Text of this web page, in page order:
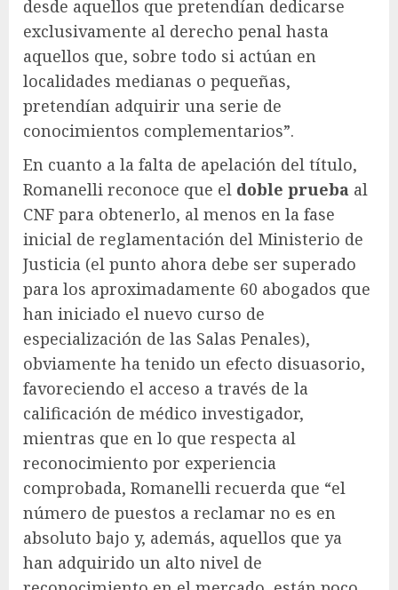
desde aquellos que pretendían dedicarse
exclusivamente al derecho penal hasta
aquellos que, sobre todo si actúan en
localidades medianas o pequeñas,
pretendían adquirir una serie de
conocimientos complementarios”.
En cuanto a la falta de apelación del título,
Romanelli reconoce que el doble prueba al
CNF para obtenerlo, al menos en la fase
inicial de reglamentación del Ministerio de
Justicia (el punto ahora debe ser superado
para los aproximadamente 60 abogados que
han iniciado el nuevo curso de
especialización de las Salas Penales),
obviamente ha tenido un efecto disuasorio,
favoreciendo el acceso a través de la
calificación de médico investigador,
mientras que en lo que respecta al
reconocimiento por experiencia
comprobada, Romanelli recuerda que “el
número de puestos a reclamar no es en
absoluto bajo y, además, aquellos que ya
han adquirido un alto nivel de